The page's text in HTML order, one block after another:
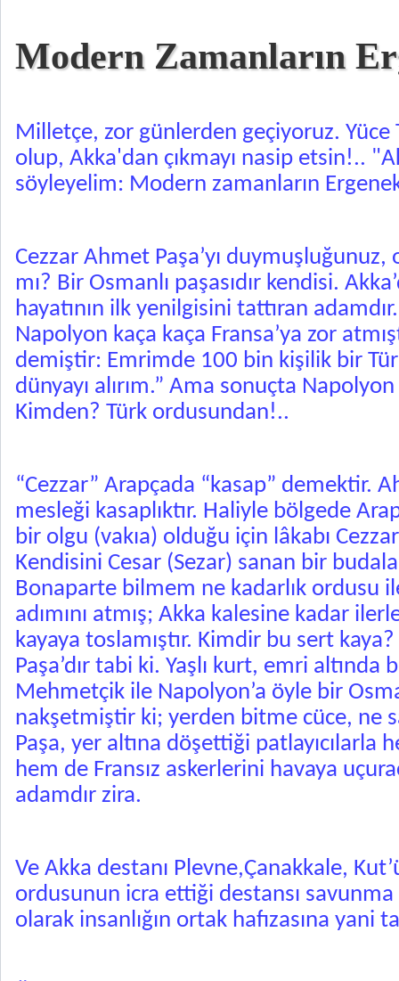
Modern Zamanların
Milletçe, zor günlerden geçiyoruz. Yüce
olup, Akka'dan çıkmayı nasip etsin!..
söyleyelim: Modern zamanların
Cezzar Ahmet Paşa’yı
mı? Bir Osmanlı paşasıdır kendisi.
hayatının ilk yenilgisini tattıran
Napolyon kaça kaça Fransa’ya zor
demiştir: Emrimde 100 bin kişilik bir
dünyayı alırım.” Ama sonuçta Napolyon
Kimden? Türk ordusundan!..
“Cezzar” Arapçada “kasap” demektir.
mesleği kasaplıktır. Haliyle bölgede
bir olgu (vakıa) olduğu için lâkabı
Kendisini Cesar (Sezar) sanan bir
Bonaparte bilmem ne kadarlık ordusu
adımını atmış; Akka kalesine kadar
kayaya toslamıştır. Kimdir bu sert
Paşa’dır tabi ki. Yaşlı kurt, emri altında
Mehmetçik ile Napolyon’a öyle bir
nakşetmiştir ki; yerden bitme cüce, ne
Paşa, yer altına döşettiği patlayıcılarla
hem de Fransız askerlerini havaya
adamdır zira.
Ve Akka destanı Plevne,Çanakkale,
ordusunun icra ettiği destansı savunma
olarak insanlığın ortak hafızasına yani